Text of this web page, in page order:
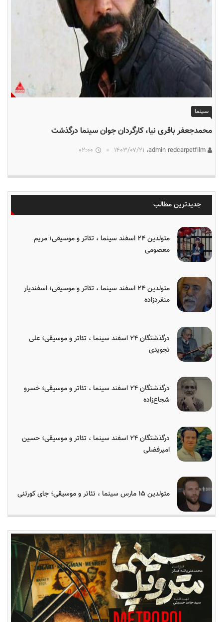
سینما
محمدجعفر باقری نیا، کارگردان جوان سینما درگذشت
۱۴۰۳/۰۷/۲۱ 02:00
جدیدترین مطالب
متولدین ۲۴ اسفند سینما ، تئاتر و موسیقی؛ مریم
معصومی
متولدین ۲۴ اسفند سینما ، تئاتر و موسیقی؛ اسفندیار
منفردزاده
درگذشتگان ۲۴ اسفند سینما ، تئاتر و موسیقی؛ علی
تجویدی
درگذشتگان ۲۴ اسفند سینما ، تئاتر و موسیقی؛ خسرو
شجاع‌زاده
درگذشتگان ۲۴ اسفند سینما ، تئاتر و موسیقی؛ حسین
امیرفضلی
متولدین ۱۵ مارس سینما ، تئاتر و موسیقی؛ جای کورتنی